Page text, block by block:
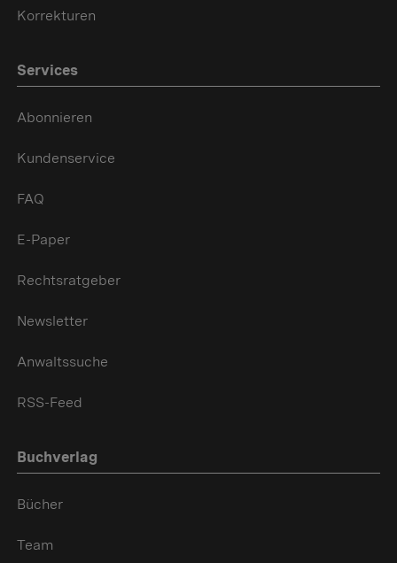
Korrekturen
Services
Abonnieren
Kundenservice
FAQ
E-Paper
Rechtsratgeber
Newsletter
Anwaltssuche
RSS-Feed
Buchverlag
Bücher
Team